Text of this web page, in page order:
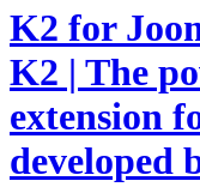
K2 for
K2 | The
extension
developed